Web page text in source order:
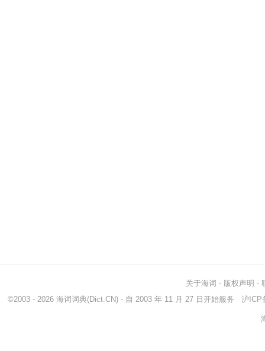
关于海词 - 版权声明 -
©2003 - 2026 海词词典(Dict.CN) - 自 2003 年 11 月 27 日开始服务 沪ICP